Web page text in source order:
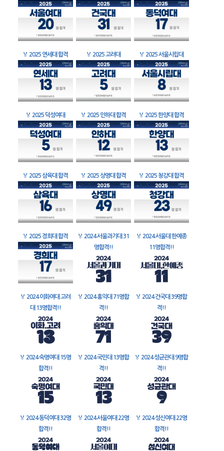
🏅 2025 연세대 합격 🏅 2025 고려대 🏅 2025 서울시립대
🏅 2025 덕성여대 🏅 2025 인하대 합격 🏅 2025 한양대 합격
🏅 2025 삼육대 합격 🏅 2025 상명대 합격 🏅 2025 청강대 합격
🏅 2025 경희대 합격 🏅 2024 서울과기대 31
명합격!!
🏅 2024 서울대 한예종
11명합격!!
🏅 2024 이화여대 고려
대 13명합격!!
🏅 2024 홍익대 71명합
격!!
🏅 2024 건국대 39명합
격!!
🏅 2024 숙명여대 15명
합격!!
🏅 2024 국민대 13명합
격!!
🏅 2024 성균관대 9명합
격!!
🏅 2024 동덕여대 32명
합격!!
🏅 2024 서울여대 22명
합격!!
🏅 2024 성신여대 22명
합격!!